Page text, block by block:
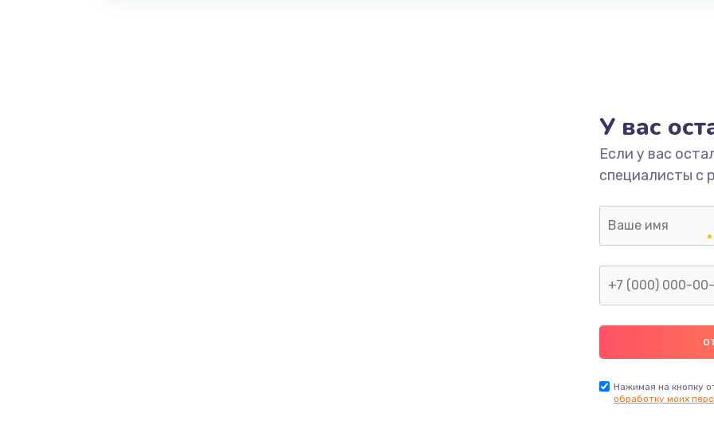
У вас
Если у вас
специалисты с
Нажимая на кнопку
обработку моих